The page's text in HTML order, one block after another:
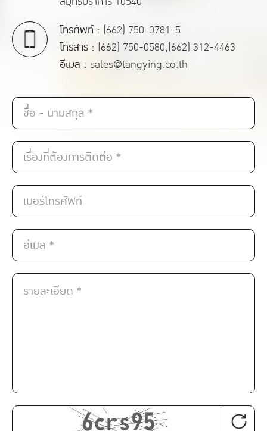
โทรศัพท์ : (662) 750-0781-5
โทรสาร : (662) 750-0580,(662) 312-4463
อีเมล : sales@tangying.co.th